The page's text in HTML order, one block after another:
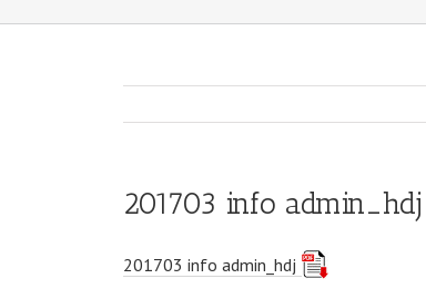
201703 info admin_hdj
201703 info admin_hdj